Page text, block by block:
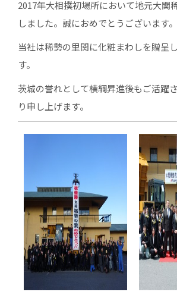
2017年大相撲初場所において地元大関
しました。誠におめでとうございます。
当社は稀勢の里関に化粧まわしを贈呈
す。
茨城の誉れとして横綱昇進後もご活躍
り申し上げます。